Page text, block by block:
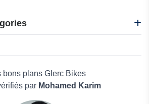
bons plans Glerc Bikes
par Mohamed Karim